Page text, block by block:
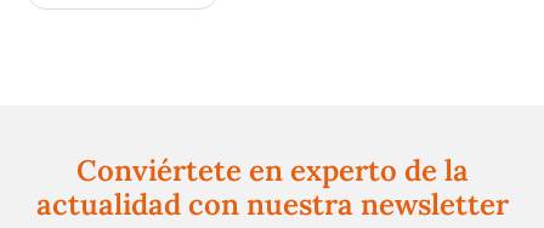
Conviértete en experto de la
actualidad con nuestra newsletter